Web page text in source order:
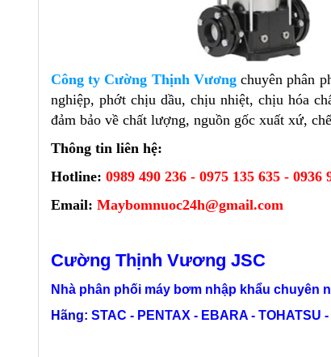
Công ty Cường Thịnh Vương chuyên phân
nghiệp, phớt chịu dầu, chịu nhiệt, chịu hóa
đảm bảo về chất lượng, nguồn gốc xuất xứ,
Thông tin liên hệ:
Hotline: 0989 490 236 - 0975 135 635 - 0936
Email: Maybomnuoc24h@gmail.com
Cường Thịnh Vương JSC
Nhà phân phối máy bơm nhập khẩu chuyên
Hãng: STAC - PENTAX - EBARA - TOHATSU